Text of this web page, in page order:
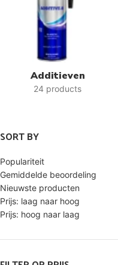
Additieven
24 products
SORT BY
Populariteit
Gemiddelde beoordeling
Nieuwste producten
Prijs: laag naar hoog
Prijs: hoog naar laag